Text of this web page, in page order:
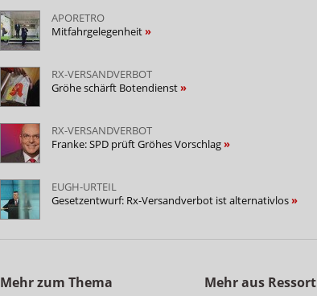
APORETRO
Mitfahrgelegenheit
RX-VERSANDVERBOT
Gröhe schärft Botendienst
RX-VERSANDVERBOT
Franke: SPD prüft Gröhes Vorschlag
EUGH-URTEIL
Gesetzentwurf: Rx-Versandverbot ist alternativlos
Mehr zum Thema Mehr aus Ressort